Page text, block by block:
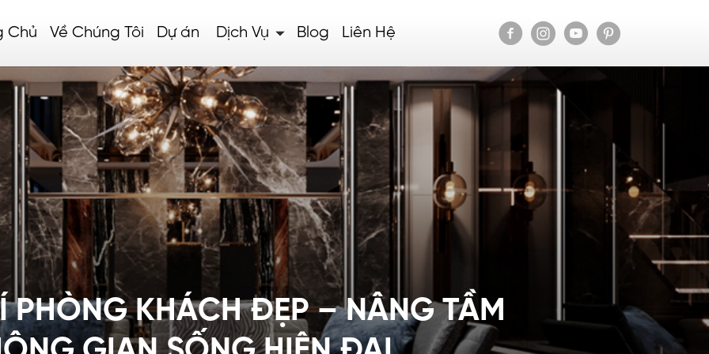
Chủ Về Chúng Tôi Dự án Dịch Vụ Blog Liên Hệ
PHÒNG KHÁCH ĐẸP – NÂNG TẦM